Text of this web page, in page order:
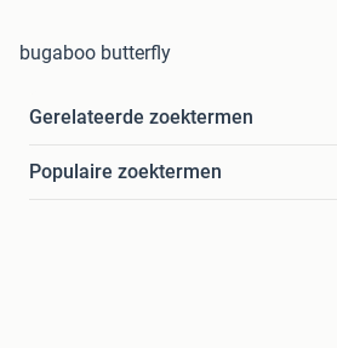
bugaboo butterfly
Gerelateerde zoektermen
Populaire zoektermen